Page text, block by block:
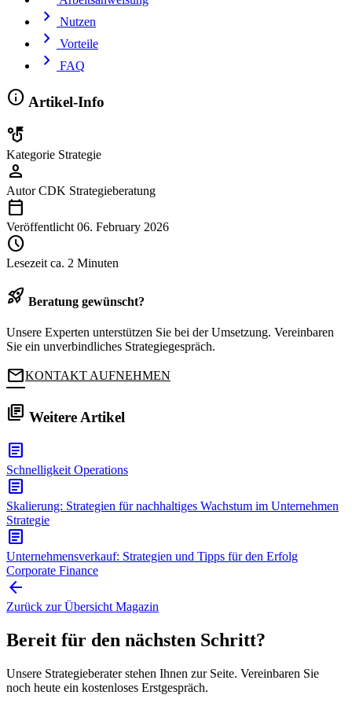
chevron_right Nutzen
chevron_right Vorteile
chevron_right FAQ
info Artikel-Info
strategy
Kategorie Strategie
person
Autor CDK Strategieberatung
calendar_today
Veröffentlicht 06. February 2026
schedule
Lesezeit ca. 2 Minuten
rocket_launch Beratung gewünscht?
Unsere Experten unterstützen Sie bei der Umsetzung. Vereinbaren
Sie ein unverbindliches Strategiegespräch.
mailKONTAKT AUFNEHMEN
library_books Weitere Artikel
article
Schnelligkeit Operations
article
Skalierung: Strategien für nachhaltiges Wachstum im Unternehmen
Strategie
article
Unternehmensverkauf: Strategien und Tipps für den Erfolg
Corporate Finance
arrow_back
Zurück zur Übersicht Magazin
Bereit für den nächsten Schritt?
Unsere Strategieberater stehen Ihnen zur Seite. Vereinbaren Sie
noch heute ein kostenloses Erstgespräch.